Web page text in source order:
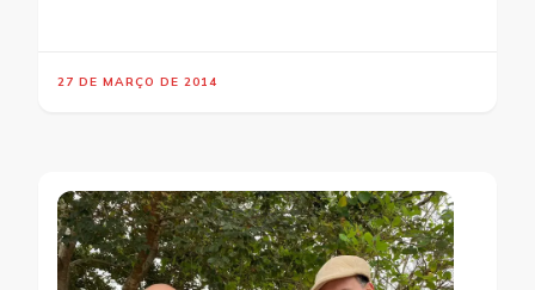
27 DE MARÇO DE 2014